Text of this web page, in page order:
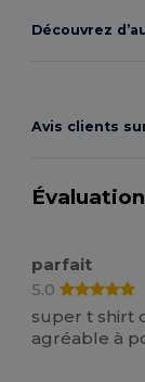
Découvrez
Avis clients
parfait
5.0
super t shirt
agréable à